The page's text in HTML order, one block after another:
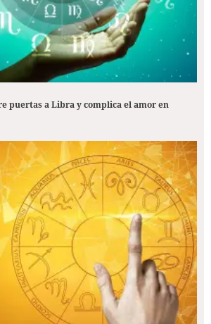
puertas a Libra y complica el amor en